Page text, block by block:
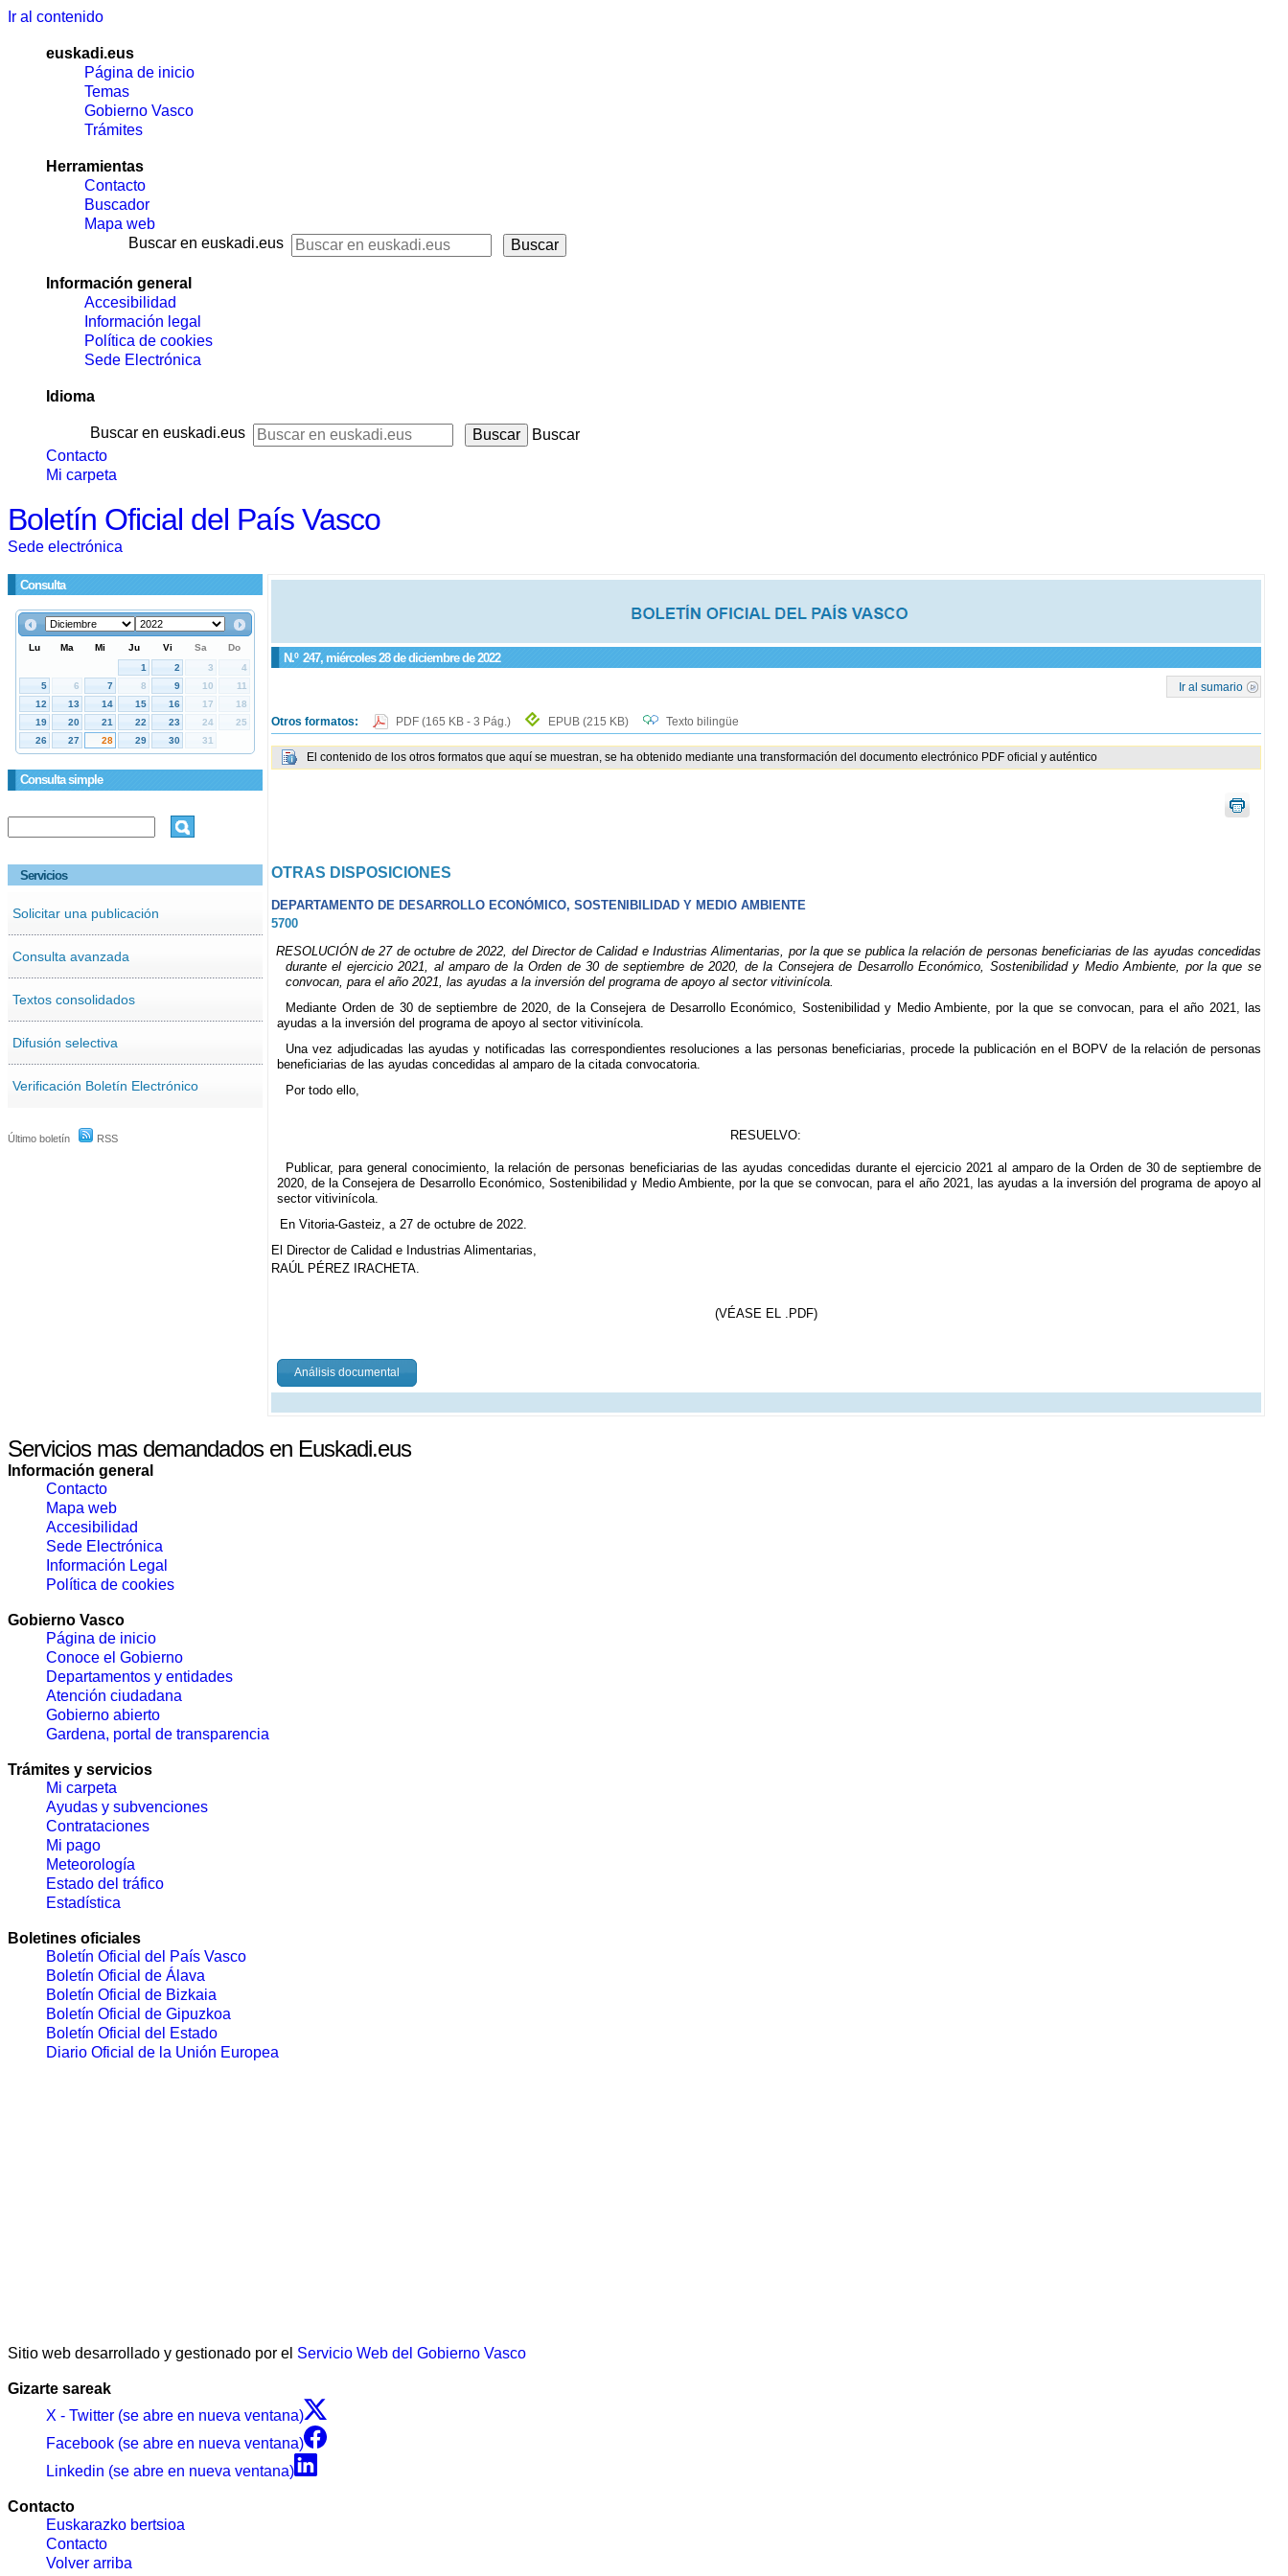
Ir al contenido
euskadi.eus
Página de inicio
Temas
Gobierno Vasco
Trámites
Herramientas
Contacto
Buscador
Mapa web
Buscar en euskadi.eus
Información general
Accesibilidad
Información legal
Política de cookies
Sede Electrónica
Idioma
Buscar en euskadi.eus
Buscar
Contacto
Mi carpeta
Boletín Oficial del País Vasco
Sede electrónica
Consulta
Consulta simple
Servicios
Solicitar una publicación
Consulta avanzada
Textos consolidados
Difusión selectiva
Verificación Boletín Electrónico
Último boletín RSS
N.º 247, miércoles 28 de diciembre de 2022
Ir al sumario
Otros formatos: PDF (165 KB - 3 Pág.) EPUB (215 KB) Texto bilingüe
El contenido de los otros formatos que aquí se muestran, se ha obtenido mediante una transformación del documento electrónico PDF oficial y auténtico
OTRAS DISPOSICIONES
DEPARTAMENTO DE DESARROLLO ECONÓMICO, SOSTENIBILIDAD Y MEDIO AMBIENTE
5700
RESOLUCIÓN de 27 de octubre de 2022, del Director de Calidad e Industrias Alimentarias, por la que se publica la relación de personas beneficiarias de las ayudas concedidas
durante el ejercicio 2021, al amparo de la Orden de 30 de septiembre de 2020, de la Consejera de Desarrollo Económico, Sostenibilidad y Medio Ambiente, por la que se
convocan, para el año 2021, las ayudas a la inversión del programa de apoyo al sector vitivinícola.
Mediante Orden de 30 de septiembre de 2020, de la Consejera de Desarrollo Económico, Sostenibilidad y Medio Ambiente, por la que se convocan, para el año 2021, las
ayudas a la inversión del programa de apoyo al sector vitivinícola.
Una vez adjudicadas las ayudas y notificadas las correspondientes resoluciones a las personas beneficiarias, procede la publicación en el BOPV de la relación de personas
beneficiarias de las ayudas concedidas al amparo de la citada convocatoria.
Por todo ello,
RESUELVO:
Publicar, para general conocimiento, la relación de personas beneficiarias de las ayudas concedidas durante el ejercicio 2021 al amparo de la Orden de 30 de septiembre de
2020, de la Consejera de Desarrollo Económico, Sostenibilidad y Medio Ambiente, por la que se convocan, para el año 2021, las ayudas a la inversión del programa de apoyo al
sector vitivinícola.
En Vitoria-Gasteiz, a 27 de octubre de 2022.
El Director de Calidad e Industrias Alimentarias,
RAÚL PÉREZ IRACHETA.
(VÉASE EL .PDF)
Análisis documental
Servicios mas demandados en Euskadi.eus
Información general
Contacto
Mapa web
Accesibilidad
Sede Electrónica
Información Legal
Política de cookies
Gobierno Vasco
Página de inicio
Conoce el Gobierno
Departamentos y entidades
Atención ciudadana
Gobierno abierto
Gardena, portal de transparencia
Trámites y servicios
Mi carpeta
Ayudas y subvenciones
Contrataciones
Mi pago
Meteorología
Estado del tráfico
Estadística
Boletines oficiales
Boletín Oficial del País Vasco
Boletín Oficial de Álava
Boletín Oficial de Bizkaia
Boletín Oficial de Gipuzkoa
Boletín Oficial del Estado
Diario Oficial de la Unión Europea
Sitio web desarrollado y gestionado por el Servicio Web del Gobierno Vasco
Gizarte sareak
X - Twitter (se abre en nueva ventana)
Facebook (se abre en nueva ventana)
Linkedin (se abre en nueva ventana)
Contacto
Euskarazko bertsioa
Contacto
Volver arriba